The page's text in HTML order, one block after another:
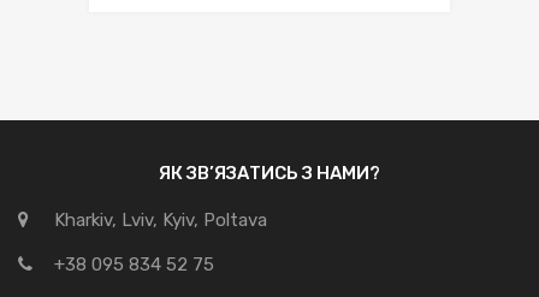
ЯК ЗВ’ЯЗАТИСЬ З НАМИ?
Kharkiv, Lviv, Kyiv, Poltava
+38 095 834 52 75